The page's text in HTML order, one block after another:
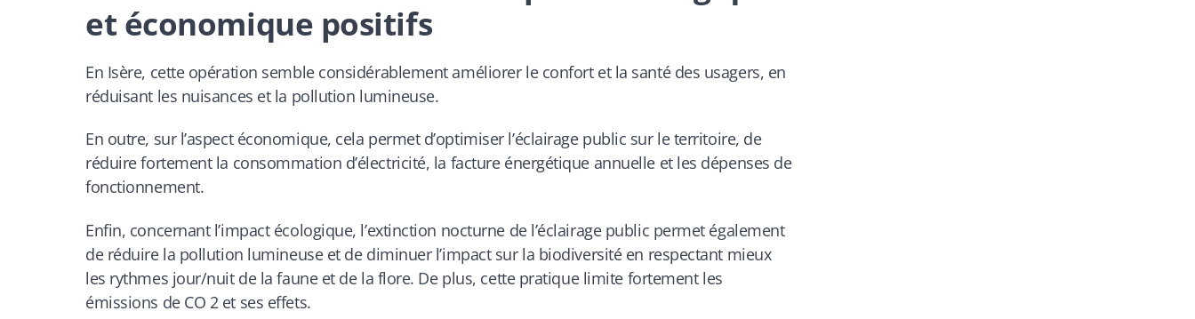
et économique positifs
En Isère, cette opération semble considérablement améliorer le confort et la santé des usagers, en
réduisant les nuisances et la pollution lumineuse.
En outre, sur l’aspect économique, cela permet d’optimiser l’éclairage public sur le territoire, de
réduire fortement la consommation d’électricité, la facture énergétique annuelle et les dépenses de
fonctionnement.
Enfin, concernant l’impact écologique, l’extinction nocturne de l’éclairage public permet également
de réduire la pollution lumineuse et de diminuer l’impact sur la biodiversité en respectant mieux
les rythmes jour/nuit de la faune et de la flore. De plus, cette pratique limite fortement les
émissions de CO 2 et ses effets.